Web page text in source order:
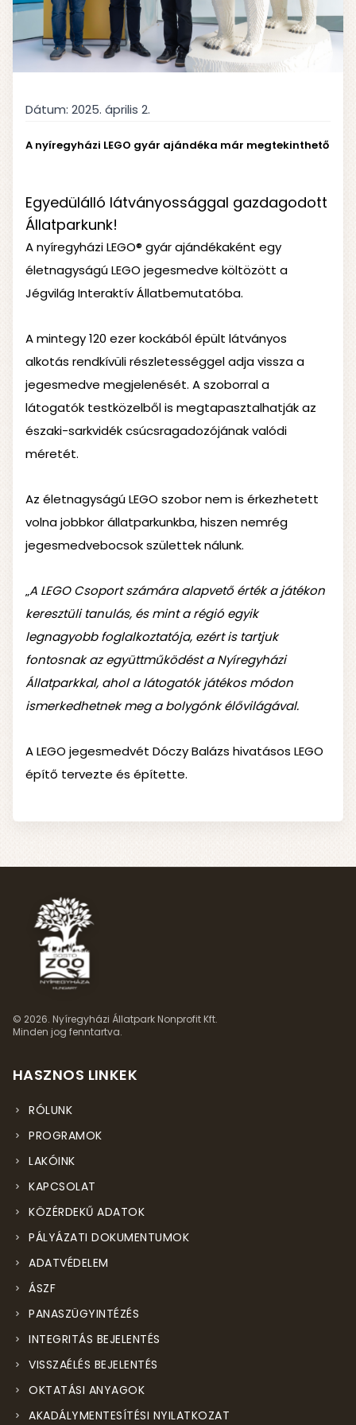
Dátum: 2025. április 2.
A nyíregyházi LEGO gyár ajándéka már megtekinthető
Egyedülálló látványossággal gazdagodott
Állatparkunk!
A nyíregyházi LEGO® gyár ajándékaként egy
életnagyságú LEGO jegesmedve költözött a
Jégvilág Interaktív Állatbemutatóba.
A mintegy 120 ezer kockából épült látványos
alkotás rendkívüli részletességgel adja vissza a
jegesmedve megjelenését. A szoborral a
látogatók testközelből is megtapasztalhatják az
északi-sarkvidék csúcsragadozójának valódi
méretét.
Az életnagyságú LEGO szobor nem is érkezhetett
volna jobbkor állatparkunkba, hiszen nemrég
jegesmedvebocsok születtek nálunk.
„A LEGO Csoport számára alapvető érték a játékon
keresztüli tanulás, és mint a régió egyik
legnagyobb foglalkoztatója, ezért is tartjuk
fontosnak az együttműködést a Nyíregyházi
Állatparkkal, ahol a látogatók játékos módon
ismerkedhetnek meg a bolygónk élővilágával.
A LEGO jegesmedvét Dóczy Balázs hivatásos LEGO
építő tervezte és építette.
© 2026. Nyíregyházi Állatpark Nonprofit Kft.
Minden jog fenntartva.
HASZNOS LINKEK
RÓLUNK
PROGRAMOK
LAKÓINK
KAPCSOLAT
KÖZÉRDEKŰ ADATOK
PÁLYÁZATI DOKUMENTUMOK
ADATVÉDELEM
ÁSZF
PANASZÜGYINTÉZÉS
INTEGRITÁS BEJELENTÉS
VISSZAÉLÉS BEJELENTÉS
OKTATÁSI ANYAGOK
AKADÁLYMENTESÍTÉSI NYILATKOZAT